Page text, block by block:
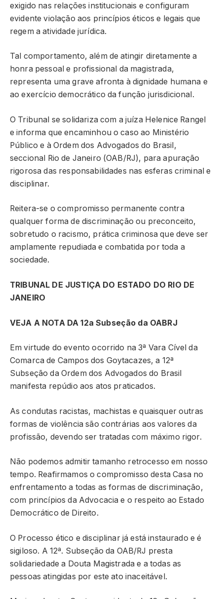
exigido nas relações institucionais e configuram
evidente violação aos princípios éticos e legais que
regem a atividade jurídica.
Tal comportamento, além de atingir diretamente a
honra pessoal e profissional da magistrada,
representa uma grave afronta à dignidade humana e
ao exercício democrático da função jurisdicional.
O Tribunal se solidariza com a juíza Helenice Rangel
e informa que encaminhou o caso ao Ministério
Público e à Ordem dos Advogados do Brasil,
seccional Rio de Janeiro (OAB/RJ), para apuração
rigorosa das responsabilidades nas esferas criminal e
disciplinar.
Reitera-se o compromisso permanente contra
qualquer forma de discriminação ou preconceito,
sobretudo o racismo, prática criminosa que deve ser
amplamente repudiada e combatida por toda a
sociedade.
TRIBUNAL DE JUSTIÇA DO ESTADO DO RIO DE
JANEIRO
VEJA A NOTA DA 12a Subseção da OABRJ
Em virtude do evento ocorrido na 3ª Vara Cível da
Comarca de Campos dos Goytacazes, a 12ª
Subseção da Ordem dos Advogados do Brasil
manifesta repúdio aos atos praticados.
As condutas racistas, machistas e quaisquer outras
formas de violência são contrárias aos valores da
profissão, devendo ser tratadas com máximo rigor.
Não podemos admitir tamanho retrocesso em nosso
tempo. Reafirmamos o compromisso desta Casa no
enfrentamento a todas as formas de discriminação,
com princípios da Advocacia e o respeito ao Estado
Democrático de Direito.
O Processo ético e disciplinar já está instaurado e é
sigiloso. A 12ª. Subseção da OAB/RJ presta
solidariedade a Douta Magistrada e a todas as
pessoas atingidas por este ato inaceitável.